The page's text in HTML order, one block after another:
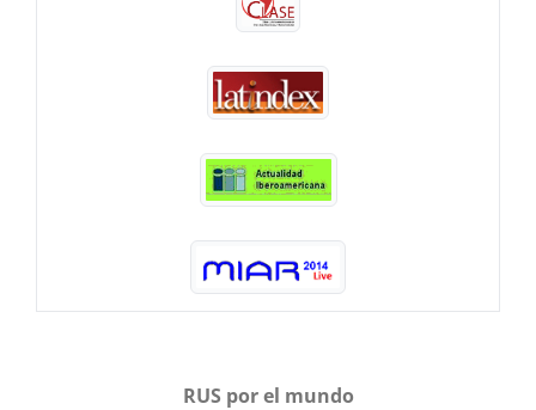
RUS por el mundo